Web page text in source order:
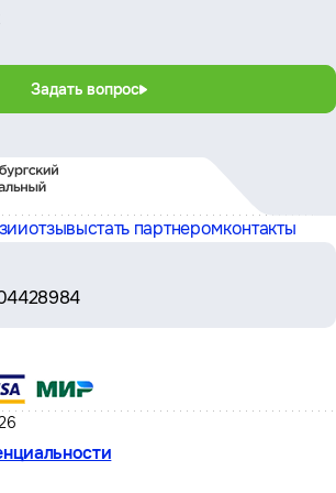
Задать вопрос
отзывыстать партнеромконтакты